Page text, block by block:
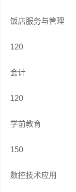
饭店服务与管理
120
会计
120
学前教育
150
数控技术应用